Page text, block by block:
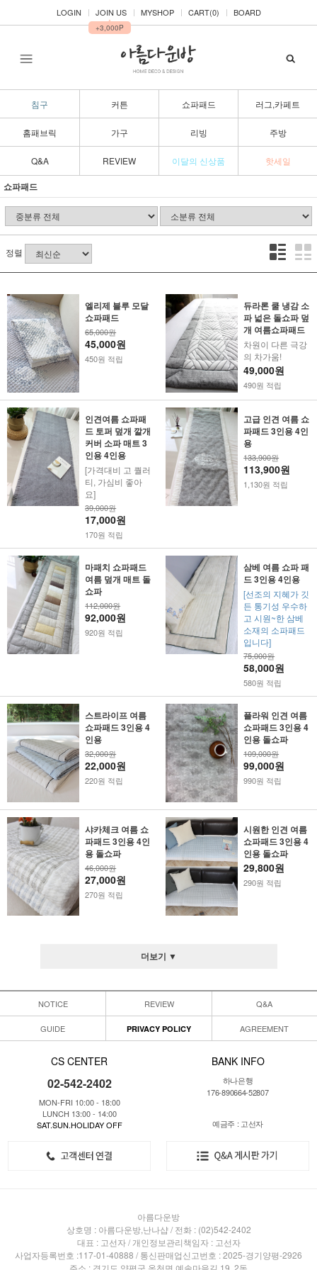
LOGIN JOIN US
▲
+3,000P
MYSHOP CART(0) BOARD
침구 커튼 쇼파패드 러그,카페트
홈패브릭 가구 리빙 주방
Q&A REVIEW 이달의 신상품 핫세일
쇼파패드
정렬
엘리제 블루 모달
쇼파패드
65,000원
45,000원
450원 적립
듀라론 쿨 냉감 소
파 넓은 돌쇼파 덮
개 여름쇼파패드
차원이 다른 극강
의 차가움!
49,000원
490원 적립
인견여름 쇼파패
드 토퍼 덮개 깔개
커버 소파 매트 3
인용 4인용
[가격대비 고 퀄러
티, 가심비 좋아
요]
39,000원
17,000원
170원 적립
고급 인견 여름 쇼
파패드 3인용 4인
용
133,900원
113,900원
1,130원 적립
마패치 쇼파패드
여름 덮개 매트 돌
쇼파
112,000원
92,000원
920원 적립
삼베 여름 쇼파 패
드 3인용 4인용
[선조의 지혜가 깃
든 통기성 우수하
고 시원~한 삼베
소재의 소파패드
입니다]
75,000원
58,000원
580원 적립
스트라이프 여름
쇼파패드 3인용 4
인용
32,000원
22,000원
220원 적립
플라워 인견 여름
쇼파패드 3인용 4
인용 돌쇼파
109,000원
99,000원
990원 적립
샤카체크 여름 쇼
파패드 3인용 4인
용 돌쇼파
46,000원
27,000원
270원 적립
시원한 인견 여름
쇼파패드 3인용 4
인용 돌쇼파
29,800원
290원 적립
더보기 ▼
NOTICE REVIEW Q&A
GUIDE PRIVACY POLICY AGREEMENT
CS CENTER
02-542-2402
MON-FRI 10:00 - 18:00
LUNCH 13:00 - 14:00
SAT.SUN.HOLIDAY OFF
BANK INFO
하나은행
176-890664-52807
예금주 : 고선자
아름다운방
상호명 : 아름다운방,난나샵 / 전화 : (02)542-2402
대표 : 고선자 / 개인정보관리책임자 : 고선자
사업자등록번호 :117-01-40888 / 통신판매업신고번호 : 2025-경기양평-2926
주소 : 경기도 양평군 옥천면 예솔마을길 19, 2동